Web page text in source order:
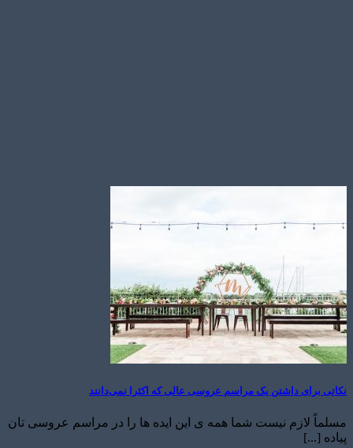
نکاتی برای داشتن یک مراسم عروسی عالی که اکثرا نمی‌دانند
مسلماً لازم نیست شما همه ی این ایده ها را در مراسم عروسی تان
پیاده [...]